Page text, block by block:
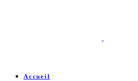
Accueil